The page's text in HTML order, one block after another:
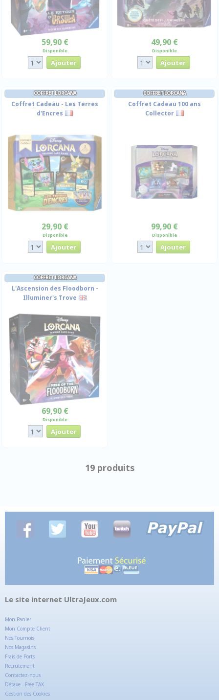
59,90 €
Disponible
49,90 €
Disponible
COFFRET LORCANA
Coffret Cadeau - Les Terres
d'Encres
29,90 €
Disponible
COFFRET LORCANA
Coffret Cadeau 100 ans
Collector
99,90 €
Disponible
COFFRET LORCANA
L'Ascension des Floodborn -
Illuminer's Trove
69,90 €
Disponible
19 produits
Le site internet UltraJeux.com
Mon Panier
Mon Compte Client
Nos Tournois
Nos Magasins
Frais de Ports
Recrutement
Contactez-nous
Détaxe - Free TAX
Gestion des Cookies